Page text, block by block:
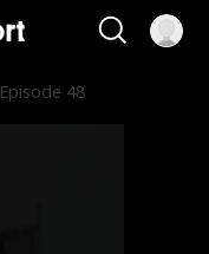
Episode 48